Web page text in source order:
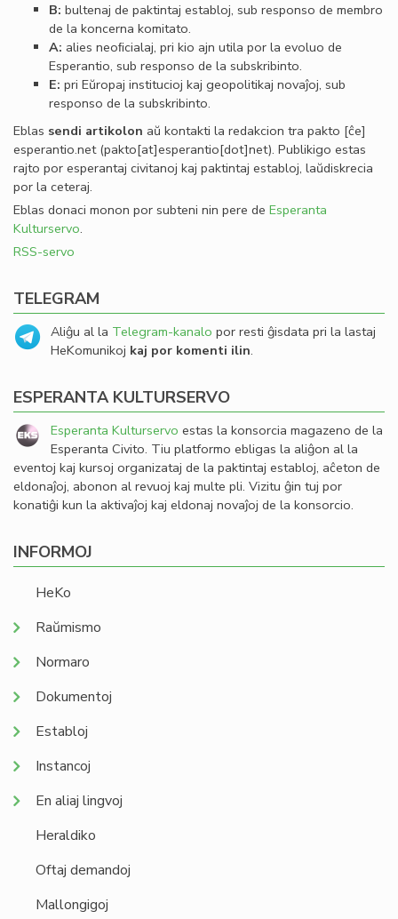
B: bultenaj de paktintaj establoj, sub responso de membro
de la koncerna komitato.
A: alies neoﬁcialaj, pri kio ajn utila por la evoluo de
Esperantio, sub responso de la subskribinto.
E: pri Eŭropaj institucioj kaj geopolitikaj novaĵoj, sub
responso de la subskribinto.
Eblas sendi artikolon aŭ kontakti la redakcion tra pakto [ĉe]
esperantio.net(pakto[at]esperantio[dot]net). Publikigo estas
rajto por esperantaj civitanoj kaj paktintaj establoj, laŭdiskrecia
por la ceteraj.
Eblas donaci monon por subteni nin pere de Esperanta
Kulturservo.
RSS-servo
TELEGRAM
Aliĝu al la Telegram-kanalo por resti ĝisdata pri la lastaj
HeKomunikoj kaj por komenti ilin.
ESPERANTA KULTURSERVO
Esperanta Kulturservo estas la konsorcia magazeno de la
Esperanta Civito. Tiu platformo ebligas la aliĝon al la
eventoj kaj kursoj organizataj de la paktintaj establoj, aĉeton de
eldonaĵoj, abonon al revuoj kaj multe pli. Vizitu ĝin tuj por
konatiĝi kun la aktivaĵoj kaj eldonaj novaĵoj de la konsorcio.
INFORMOJ
HeKo
Raŭmismo
Normaro
Dokumentoj
Establoj
Instancoj
En aliaj lingvoj
Heraldiko
Oftaj demandoj
Mallongigoj